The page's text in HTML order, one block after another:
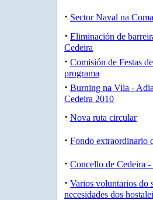
· Sector Naval na
· Eliminación de
Cedeira
· Comisión de Festas
programa
· Burning na Vila -
Cedeira 2010
· Nova ruta circular
· Fondo extraordinario
· Concello de Cedeira
· Varios voluntarios do
necesidades dos